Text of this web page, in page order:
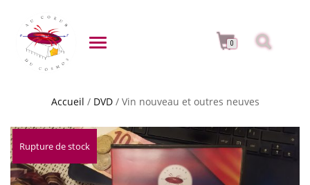
DÉPLIER LA NAVIGATION 0
Accueil / DVD/ Vin nouveau et outres neuves
Rupture de stock